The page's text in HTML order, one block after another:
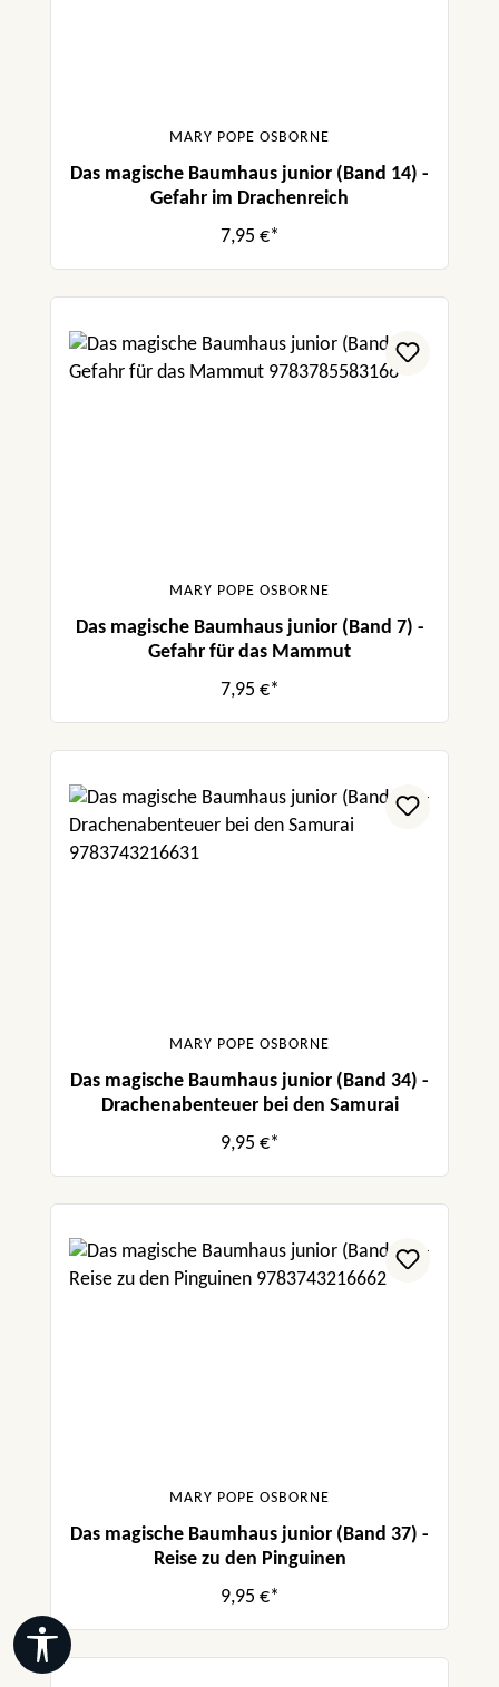
MARY POPE OSBORNE
Das magische Baumhaus junior (Band 14) -
Gefahr im Drachenreich
7,95 €*
MARY POPE OSBORNE
Das magische Baumhaus junior (Band 7) -
Gefahr für das Mammut
7,95 €*
MARY POPE OSBORNE
Das magische Baumhaus junior (Band 34) -
Drachenabenteuer bei den Samurai
9,95 €*
MARY POPE OSBORNE
Das magische Baumhaus junior (Band 37) -
Reise zu den Pinguinen
9,95 €*
Werkzeugleiste anzeigen